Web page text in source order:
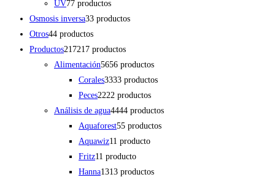
UV77 productos
Osmosis inversa33 productos
Otros44 productos
Productos217217 productos
Alimentación5656 productos
Corales3333 productos
Peces2222 productos
Análisis de agua4444 productos
Aquaforest55 productos
Aquawiz11 producto
Fritz11 producto
Hanna1313 productos